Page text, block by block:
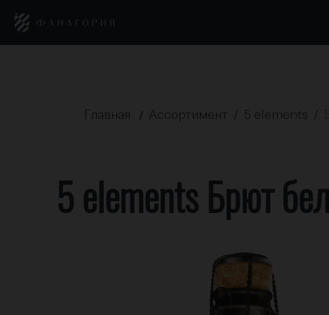
Главная / Ассортимент / 5 elements /
5 elements Брют